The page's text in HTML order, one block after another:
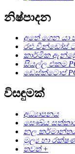
නිෂ්පාදන
අතේ ගෙන යා
රළු වින්ඩෝස්
කාර්මික
සියල්ල එකම
ඩෙස්ක්ටොප්
විසඳුමක්
අධ්‍යාපනය
සෞඛ්ය
නල
මූල්‍ය හා
තවත් +